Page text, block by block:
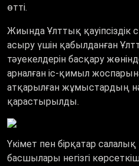
өтті.
Жиында Ұлттық қауіпсіздік
асыру үшін қабылданған
тәуекелдерін басқару
арналған іс-қимыл
атқарылған жұмыстардың
қарастырылды.
Үкімет пен бірқатар
басшылары негізгі